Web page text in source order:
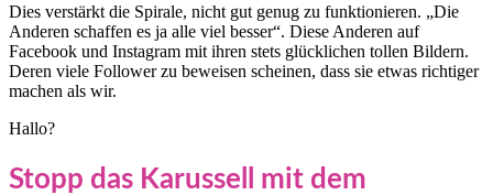
Dies verstärkt die Spirale, nicht gut genug zu funktionieren. „Die
Anderen schaffen es ja alle viel besser“. Diese Anderen auf
Facebook und Instagram mit ihren stets glücklichen tollen Bildern.
Deren viele Follower zu beweisen scheinen, dass sie etwas richtiger
machen als wir.
Hallo?
Stopp das Karussell mit dem